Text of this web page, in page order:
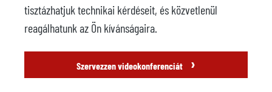
tisztázhatjuk technikai kérdéseit, és közvetlenül
reagálhatunk az Ön kívánságaira.
Szervezzen videokonferenciát ›